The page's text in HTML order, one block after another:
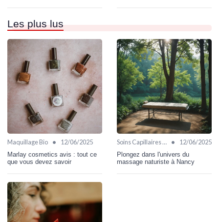
Les plus lus
Maquillage Bio • 12/06/2025
Marlay cosmetics avis : tout ce
que vous devez savoir
Soins Capillaires Bio • 12/06/2025
Plongez dans l'univers du
massage naturiste à Nancy